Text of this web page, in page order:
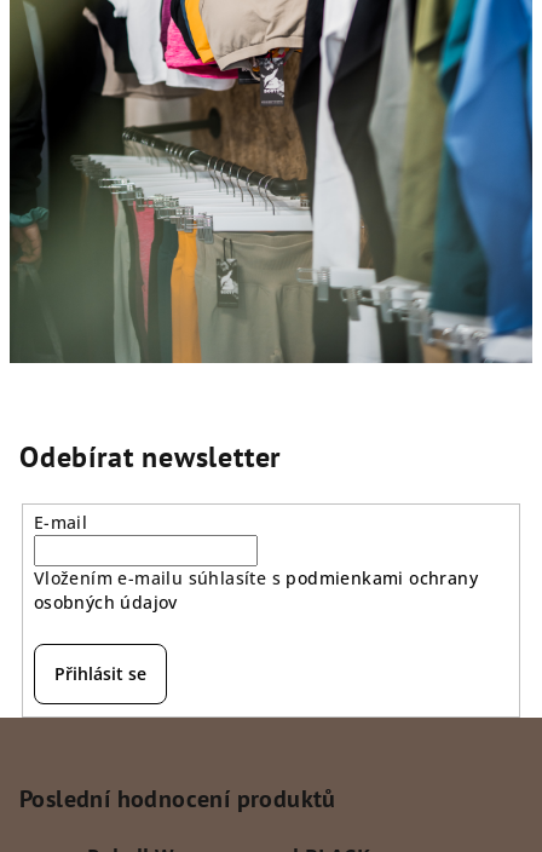
Odebírat newsletter
E-mail
Vložením e-mailu súhlasíte s podmienkami ochrany
osobných údajov
Přihlásit se
Poslední hodnocení produktů